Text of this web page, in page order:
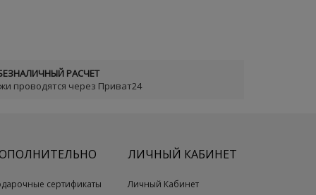
РАСЧЕТ
проводятся через Приват24
сертификаты
ЛИЧНЫЙ КАБИНЕТ
Личный Кабинет